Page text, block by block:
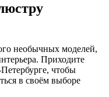
необычных моделей,
Приходите
чтобы
в своём выборе